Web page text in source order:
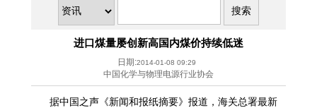
进口煤量屡创新高国内煤价持续低迷
日期:2014-01-08 09:29
中国化学与物理电源行业协会
据中国之声《新闻和报纸摘要》报道，海关总署最新